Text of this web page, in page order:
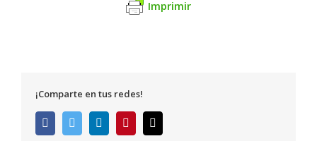
Imprimir
¡Comparte en tus redes!
FacebookTwitter LinkedInPinterest
electrónico